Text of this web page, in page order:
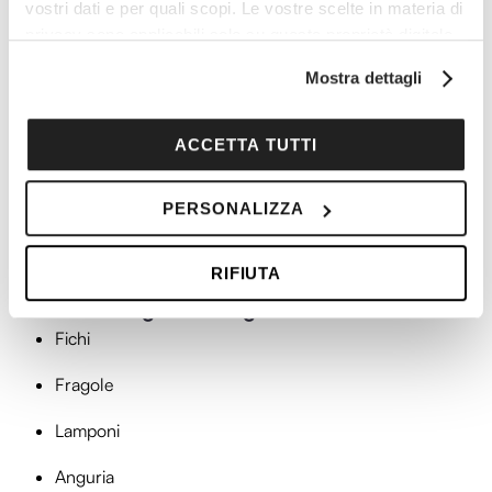
vostri dati e per quali scopi. Le vostre scelte in materia di
modificare o revocare il proprio consenso in qualsiasi
sull'icona di attivazione della privacy.
raccogliere informazioni sulla tua posizione
geografica, con un'approssimazione di qualche
Identificare il tuo dispositivo, scansionandolo
attivamente alla ricerca di caratteristiche specifiche
Approfondisci come vengono elaborati i tuoi dati personali
modificare o ritirare il tuo consenso in qualsiasi momento
Mostra dettagli
ACCETTA TUTTI
PERSONALIZZA
RIFIUTA
Frutta di stagione ad agosto
Fichi
Fragole
Lamponi
Anguria